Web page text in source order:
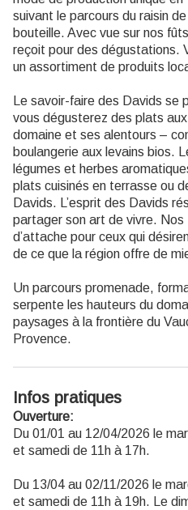
suivant le parcours du raisin
bouteille. Avec vue sur nos
reçoit pour des dégustations.
un assortiment de produits
Le savoir-faire des Davids se
vous dégusterez des plats
domaine et ses alentours –
boulangerie aux levains bios.
légumes et herbes
plats cuisinés en terrasse ou
Davids. L’esprit des Davids
partager son art de vivre.
d’attache pour ceux qui
de ce que la région offre de
Un parcours promenade,
serpente les hauteurs du
paysages à la frontière du
Provence.
Infos pratiques
Ouverture:
Du 01/01 au 12/04/2026 le
et samedi de 11h à 17h.
Du 13/04 au 02/11/2026 le
et samedi de 11h à 19h. Le